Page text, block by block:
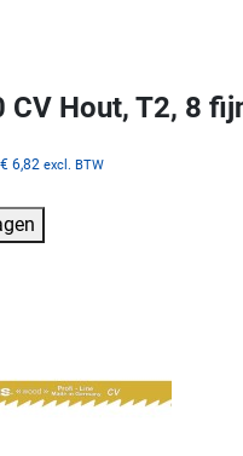
CV Hout, T2, 8
€ 6,82 excl. BTW